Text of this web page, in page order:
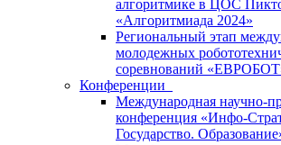
алгоритмике в ЦОС
«Алгоритмиада 2024»
Региональный этап
молодежных
соревнований
Конференции
Международная научно-
конференция «Инфо-
Государство.